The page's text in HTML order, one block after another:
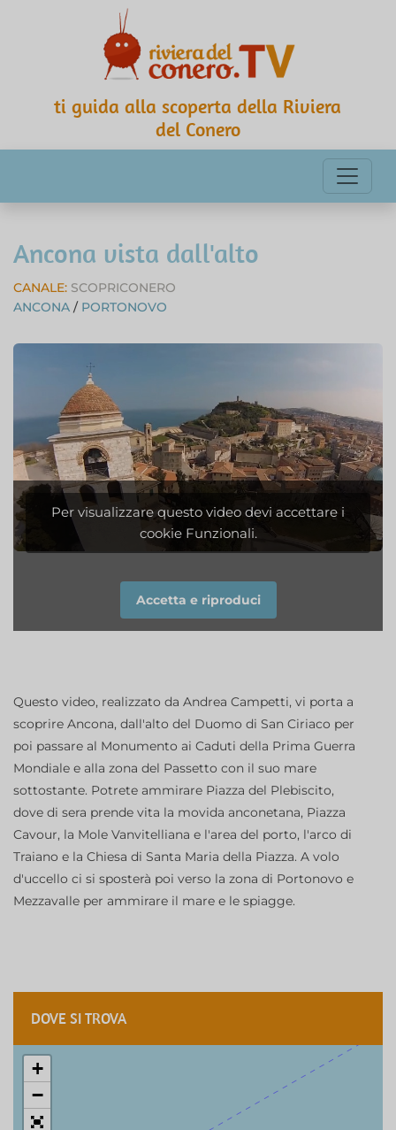
ti guida alla scoperta della Riviera
del Conero
Ancona vista dall'alto
CANALE: SCOPRICONERO
ANCONA / PORTONOVO
Per visualizzare questo video devi accettare i
cookie Funzionali.
Accetta e riproduci
Questo video, realizzato da Andrea Campetti, vi porta a
scoprire Ancona, dall'alto del Duomo di San Ciriaco per
poi passare al Monumento ai Caduti della Prima Guerra
Mondiale e alla zona del Passetto con il suo mare
sottostante. Potrete ammirare Piazza del Plebiscito,
dove di sera prende vita la movida anconetana, Piazza
Cavour, la Mole Vanvitelliana e l'area del porto, l'arco di
Traiano e la Chiesa di Santa Maria della Piazza. A volo
d'uccello ci si sposterà poi verso la zona di Portonovo e
Mezzavalle per ammirare il mare e le spiagge.
DOVE SI TROVA
+
−